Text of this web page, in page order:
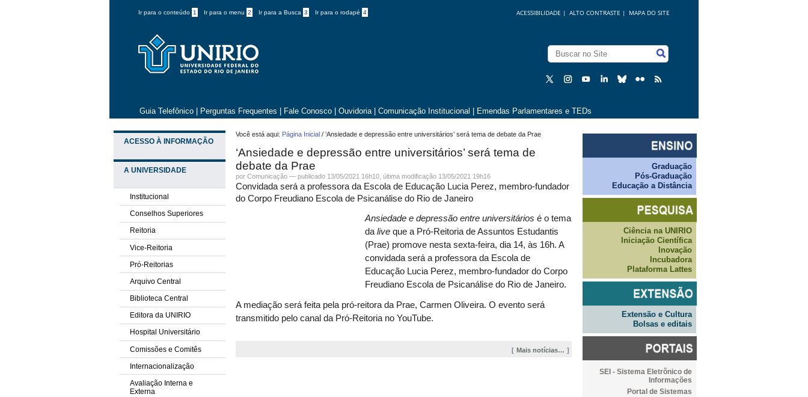
Ir para o conteúdo 1 Ir para o menu 2 Ir para a Busca 3 Ir para o rodapé 4 MAPA DO SITE
ALTO CONTRASTE |
ACESSIBILIDADE |
Guia Telefônico Perguntas Frequentes Fale Conosco Ouvidoria Comunicação Institucional Emendas Parlamentares e TEDs
ACESSO À INFORMAÇÃO
A UNIVERSIDADE
Institucional
Conselhos Superiores
Reitoria
Vice-Reitoria
Pró-Reitorias
Arquivo Central
Biblioteca Central
Editora da UNIRIO
Hospital Universitário
Comissões e Comitês
Internacionalização
Avaliação Interna e
Externa
Você está aqui: Página Inicial /‘Ansiedade e depressão entre universitários’ será tema de debate da Prae
‘Ansiedade e depressão entre universitários’ será tema de
debate da Prae
porComunicação —publicado 13/05/2021 16h10,última modificação 13/05/2021 19h16
Convidada será a professora da Escola de Educação Lucia Perez, membro-fundador
do Corpo Freudiano Escola de Psicanálise do Rio de Janeiro
Ansiedade e depressão entre universitários é o tema
dalive que a Pró-Reitoria de Assuntos Estudantis
(Prae) promove nesta sexta-feira, dia 14, às 16h. A
convidada será a professora da Escola de
Educação Lucia Perez, membro-fundador do Corpo
Freudiano Escola de Psicanálise do Rio de Janeiro.
A mediação será feita pela pró-reitora da Prae, Carmen Oliveira. O evento será
transmitido pelo canal da Pró-Reitoria no YouTube.
Mais notícias…
Graduação
Pós-Graduação
Educação a Distância
Ciência na UNIRIO
Iniciação Científica
Inovação
Incubadora
Plataforma Lattes
Extensão e Cultura
Bolsas e editais
SEI - Sistema Eletrônico de
Informações
Portal de Sistemas